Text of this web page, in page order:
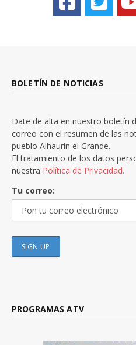
BOLETÍN DE NOTICIAS
Date de alta en nuestro boletín
correo con el resumen de las
pueblo Alhaurín el Grande.
El tratamiento de los datos
nuestra Política de Privacidad.
Tu correo:
PROGRAMAS ATV